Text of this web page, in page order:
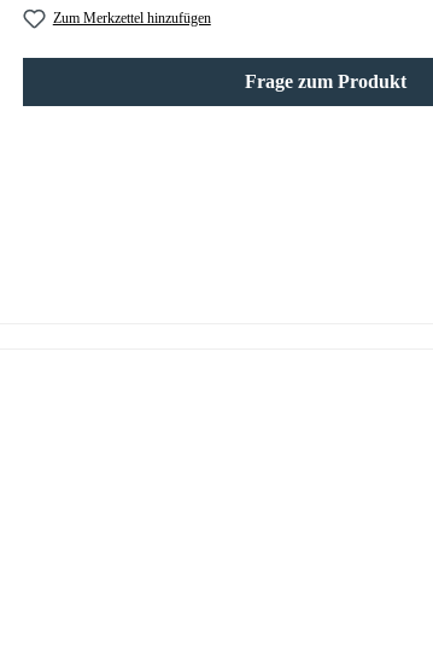
Zum Merkzettel hinzufügen
Frage zum Produkt